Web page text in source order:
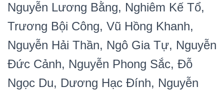
Nguyễn Lương Bằng, Nghiêm Kế Tổ,
Trương Bội Công, Vũ Hồng Khanh,
Nguyễn Hải Thần, Ngô Gia Tự, Nguyễn
Đức Cảnh, Nguyễn Phong Sắc, Đỗ
Ngọc Du, Dương Hạc Đính, Nguyễn